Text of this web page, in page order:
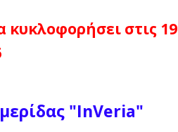
στις 19
"InVeria"